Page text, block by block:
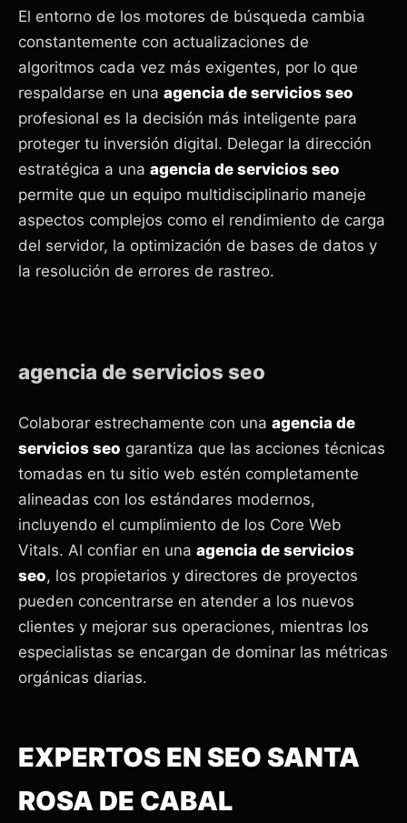
El entorno de los motores de búsqueda cambia
constantemente con actualizaciones de
algoritmos cada vez más exigentes, por lo que
respaldarse en una agencia de servicios seo
profesional es la decisión más inteligente para
proteger tu inversión digital. Delegar la dirección
estratégica a una agencia de servicios seo
permite que un equipo multidisciplinario maneje
aspectos complejos como el rendimiento de carga
del servidor, la optimización de bases de datos y
la resolución de errores de rastreo.
agencia de servicios seo
Colaborar estrechamente con una agencia de
servicios seo garantiza que las acciones técnicas
tomadas en tu sitio web estén completamente
alineadas con los estándares modernos,
incluyendo el cumplimiento de los Core Web
Vitals. Al confiar en una agencia de servicios
seo, los propietarios y directores de proyectos
pueden concentrarse en atender a los nuevos
clientes y mejorar sus operaciones, mientras los
especialistas se encargan de dominar las métricas
orgánicas diarias.
EXPERTOS EN SEO SANTA
ROSA DE CABAL